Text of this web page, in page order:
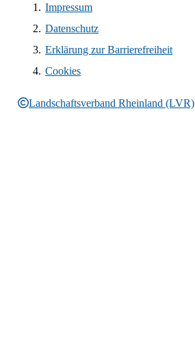
Landschaftsverband Rheinland (LVR)
Impressum
Datenschutz
Erklärung zur Barrierefreiheit
Cookies